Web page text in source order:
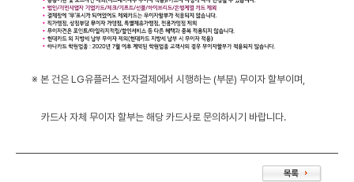
※ 본 건은 LG유플러스 전자결제에서 시행하는 (부분) 무이자 할부이며,
카드사 자체 무이자 할부는 해당 카드사로 문의하시기 바랍니다.